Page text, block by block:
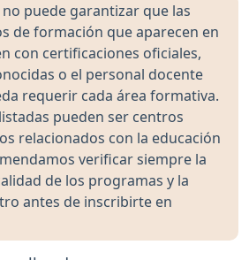
puede garantizar que las
de formación que aparecen en
con certificaciones oficiales,
o el personal docente
requerir cada área formativa.
pueden ser centros
relacionados con la educación
verificar siempre la
de los programas y la
antes de inscribirte en